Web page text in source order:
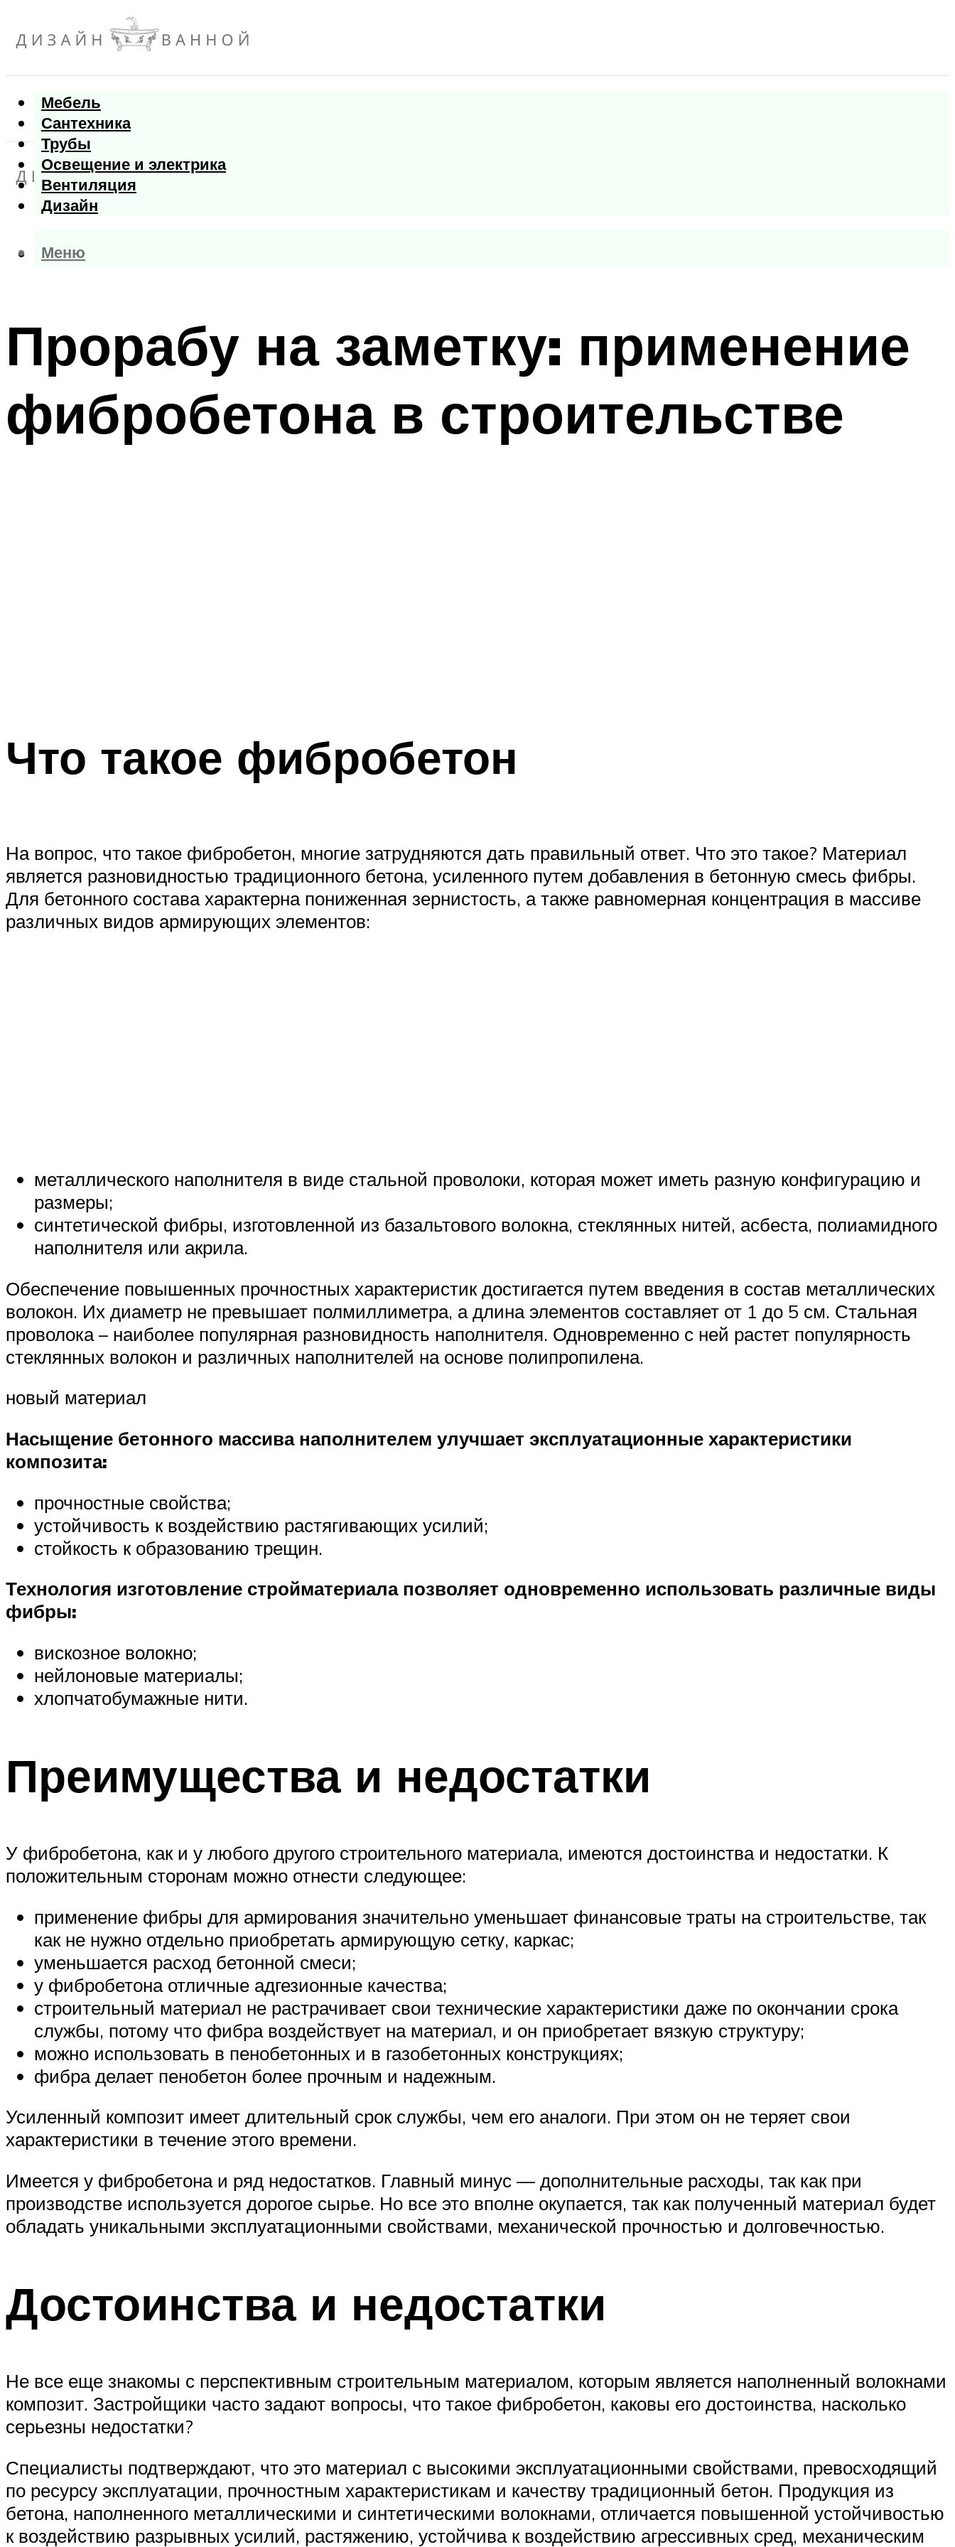
Мебель
Сантехника
Трубы
Освещение и электрика
Вентиляция
Дизайн
Меню
Меню
Прорабу на заметку: применение
фибробетона в строительстве
Что такое фибробетон
На вопрос, что такое фибробетон, многие затрудняются дать правильный ответ. Что это такое? Материал
является разновидностью традиционного бетона, усиленного путем добавления в бетонную смесь фибры.
Для бетонного состава характерна пониженная зернистость, а также равномерная концентрация в массиве
различных видов армирующих элементов:
металлического наполнителя в виде стальной проволоки, которая может иметь разную конфигурацию и
размеры;
синтетической фибры, изготовленной из базальтового волокна, стеклянных нитей, асбеста, полиамидного
наполнителя или акрила.
Обеспечение повышенных прочностных характеристик достигается путем введения в состав металлических
волокон. Их диаметр не превышает полмиллиметра, а длина элементов составляет от 1 до 5 см. Стальная
проволока – наиболее популярная разновидность наполнителя. Одновременно с ней растет популярность
стеклянных волокон и различных наполнителей на основе полипропилена.
новый материал
Насыщение бетонного массива наполнителем улучшает эксплуатационные характеристики
композита:
прочностные свойства;
устойчивость к воздействию растягивающих усилий;
стойкость к образованию трещин.
Технология изготовление стройматериала позволяет одновременно использовать различные виды
фибры:
вискозное волокно;
нейлоновые материалы;
хлопчатобумажные нити.
Преимущества и недостатки
У фибробетона, как и у любого другого строительного материала, имеются достоинства и недостатки. К
положительным сторонам можно отнести следующее:
применение фибры для армирования значительно уменьшает финансовые траты на строительстве, так
как не нужно отдельно приобретать армирующую сетку, каркас;
уменьшается расход бетонной смеси;
у фибробетона отличные адгезионные качества;
строительный материал не растрачивает свои технические характеристики даже по окончании срока
службы, потому что фибра воздействует на материал, и он приобретает вязкую структуру;
можно использовать в пенобетонных и в газобетонных конструкциях;
фибра делает пенобетон более прочным и надежным.
Усиленный композит имеет длительный срок службы, чем его аналоги. При этом он не теряет свои
характеристики в течение этого времени.
Имеется у фибробетона и ряд недостатков. Главный минус — дополнительные расходы, так как при
производстве используется дорогое сырье. Но все это вполне окупается, так как полученный материал будет
обладать уникальными эксплуатационными свойствами, механической прочностью и долговечностью.
Достоинства и недостатки
Не все еще знакомы с перспективным строительным материалом, которым является наполненный волокнами
композит. Застройщики часто задают вопросы, что такое фибробетон, каковы его достоинства, насколько
серьезны недостатки?
Специалисты подтверждают, что это материал с высокими эксплуатационными свойствами, превосходящий
по ресурсу эксплуатации, прочностным характеристикам и качеству традиционный бетон. Продукция из
бетона, наполненного металлическими и синтетическими волокнами, отличается повышенной устойчивостью
к воздействию разрывных усилий, растяжению, устойчива к воздействию агрессивных сред, механическим